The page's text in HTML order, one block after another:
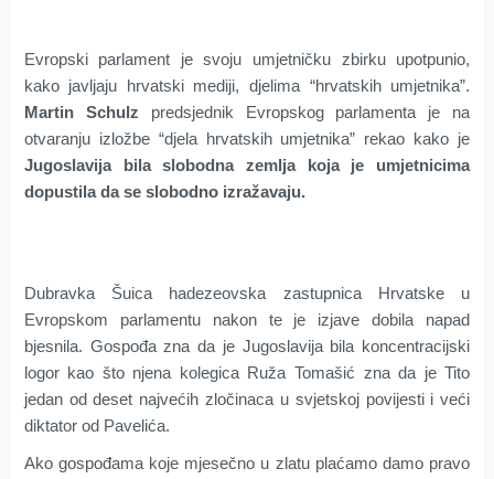
Evropski parlament je svoju umjetničku zbirku upotpunio,
kako javljaju hrvatski mediji, djelima “hrvatskih umjetnika”.
Martin Schulz predsjednik Evropskog parlamenta je na
otvaranju izložbe “djela hrvatskih umjetnika” rekao kako je
Jugoslavija bila slobodna zemlja koja je umjetnicima
dopustila da se slobodno izražavaju.
Dubravka Šuica hadezeovska zastupnica Hrvatske u
Evropskom parlamentu nakon te je izjave dobila napad
bjesnila. Gospođa zna da je Jugoslavija bila koncentracijski
logor kao što njena kolegica Ruža Tomašić zna da je Tito
jedan od deset najvećih zločinaca u svjetskoj povijesti i veći
diktator od Pavelića.
Ako gospođama koje mjesečno u zlatu plaćamo damo pravo